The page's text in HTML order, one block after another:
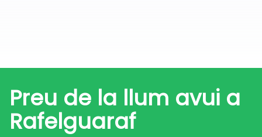
Preu de la llum avui a
Rafelguaraf